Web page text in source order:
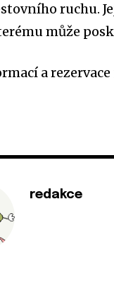
ruchu.
může
a
redakce